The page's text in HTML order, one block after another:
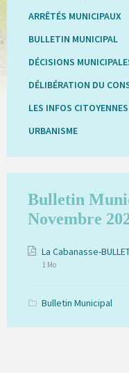
ARRÊTÉS MUNICIPAUX
BULLETIN MUNICIPAL
DÉCISIONS
DÉLIBÉRATION DU
LES INFOS CITOYENNES
URBANISME
Bulletin
Novembre
Pièces
jointes
La Cabanasse-
1 Mo
Bulletin Municipal